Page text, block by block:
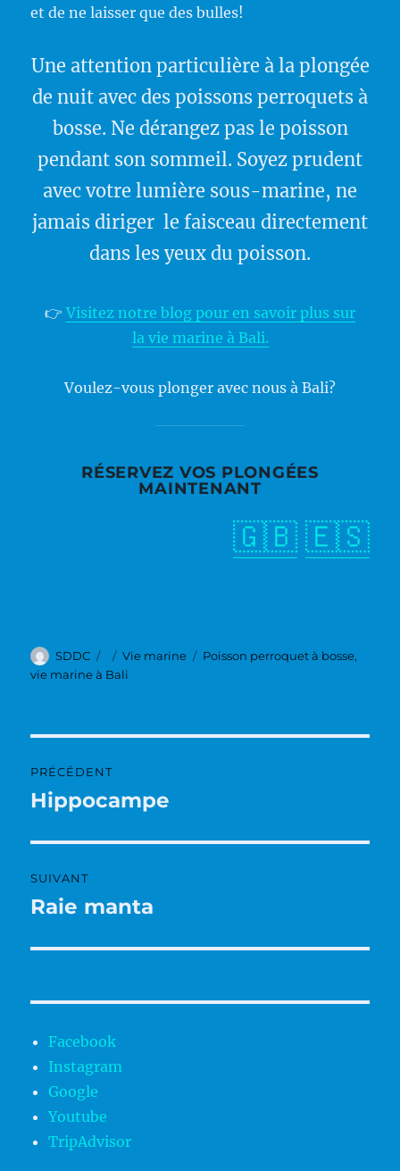
et de ne laisser que des bulles!
Une attention particulière à la plongée
de nuit avec des poissons perroquets à
bosse. Ne dérangez pas le poisson
pendant son sommeil. Soyez prudent
avec votre lumière sous-marine, ne
jamais diriger le faisceau directement
dans les yeux du poisson.
👉 Visitez notre blog pour en savoir plus sur
la vie marine à Bali.
Voulez-vous plonger avec nous à Bali?
RÉSERVEZ VOS PLONGÉES
MAINTENANT
🇬🇧 🇪🇸
Auteur
SDDC
Publié
le
Catégories
Vie marine Étiquettes
Poisson perroquet à bosse,
vie marine à Bali
de
PRÉCÉDENT
Publication
Hippocampe
SUIVANT
Publication
Raie manta
Facebook
Instagram
Google
Youtube
TripAdvisor